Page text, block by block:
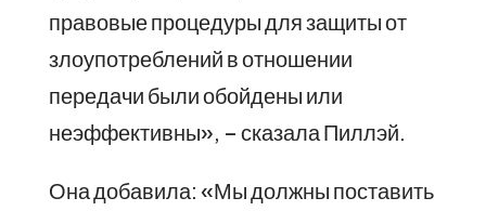
правовые процедуры для защиты от
злоупотреблений в отношении
передачи были обойдены или
неэффективны», – сказала Пиллэй.
Она добавила: «Мы должны поставить